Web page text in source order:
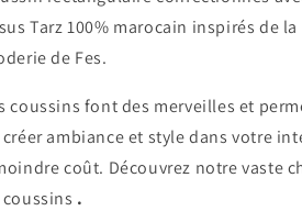
Tarz 100% marocain inspirés de la
de Fes.
coussins font des merveilles et
ambiance et style dans votre
coût. Découvrez notre vaste
.